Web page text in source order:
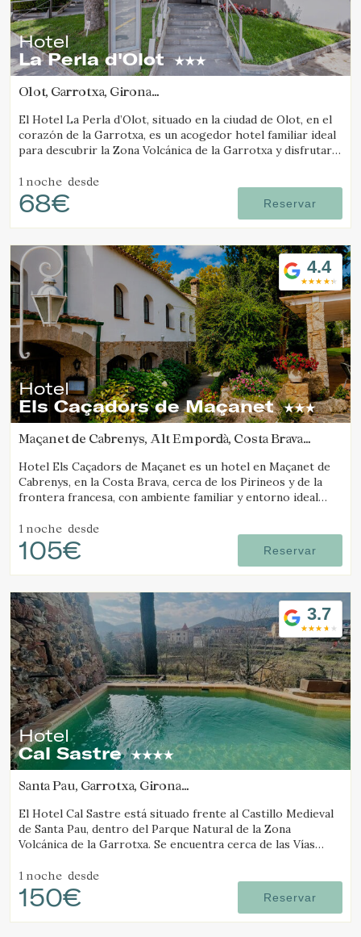
Hotel
La Perla d'Olot
Olot, Garrotxa, Girona
El Hotel La Perla d’Olot, situado en la ciudad de Olot, en el
corazón de la Garrotxa, es un acogedor hotel familiar ideal
para descubrir la Zona Volcánica de la Garrotxa y disfrutar
1 noche desde
68€ Reservar
4.4
Hotel
Els Caçadors de Maçanet
Maçanet de Cabrenys, Alt Empordà, Costa Brava
Hotel Els Caçadors de Maçanet es un hotel en Maçanet de
Cabrenys, en la Costa Brava, cerca de los Pirineos y de la
frontera francesa, con ambiente familiar y entorno ideal
1 noche desde
105€ Reservar
3.7
Hotel
Cal Sastre
Santa Pau, Garrotxa, Girona
El Hotel Cal Sastre está situado frente al Castillo Medieval
de Santa Pau, dentro del Parque Natural de la Zona
Volcánica de la Garrotxa. Se encuentra cerca de las Vías
1 noche desde
150€ Reservar